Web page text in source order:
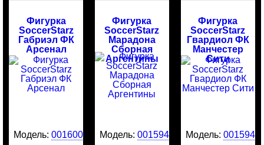
Фигурка
SoccerStarz
Габриэл ФК
Арсенал
Модель:0016003
Фигурка
SoccerStarz
Марадона
Сборная
Аргентины
Модель:0015946
Фигурка
SoccerStarz
Гвардиол ФК
Манчестер
Сити
Модель: 0015945